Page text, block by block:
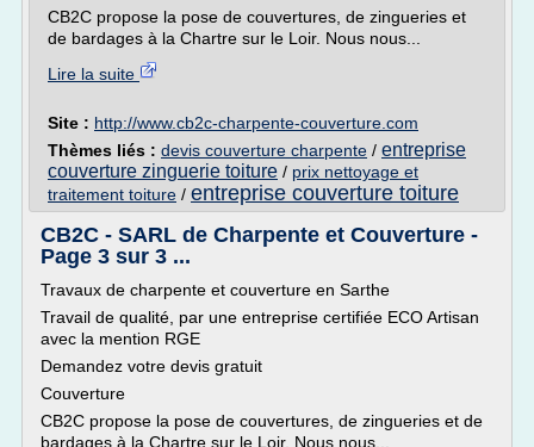
CB2C propose la pose de couvertures, de zingueries et
de bardages à la Chartre sur le Loir. Nous nous...
Lire la suite
Site : http://www.cb2c-charpente-couverture.com
Thèmes liés : devis couverture charpente / entreprise
couverture zinguerie toiture / prix nettoyage et
traitement toiture / entreprise couverture toiture
CB2C - SARL de Charpente et Couverture -
Page 3 sur 3 ...
Travaux de charpente et couverture en Sarthe
Travail de qualité, par une entreprise certifiée ECO Artisan
avec la mention RGE
Demandez votre devis gratuit
Couverture
CB2C propose la pose de couvertures, de zingueries et de
bardages à la Chartre sur le Loir. Nous nous...